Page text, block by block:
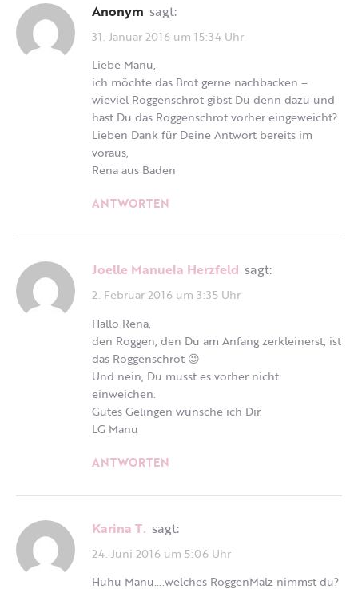
Anonym sagt:
31. Januar 2016 um 15:34 Uhr
Liebe Manu,
ich möchte das Brot gerne nachbacken –
wieviel Roggenschrot gibst Du denn dazu und
hast Du das Roggenschrot vorher eingeweicht?
Lieben Dank für Deine Antwort bereits im
voraus,
Rena aus Baden
ANTWORTEN
Joelle Manuela Herzfeld sagt:
2. Februar 2016 um 3:35 Uhr
Hallo Rena,
den Roggen, den Du am Anfang zerkleinerst, ist
das Roggenschrot 😉
Und nein, Du musst es vorher nicht
einweichen.
Gutes Gelingen wünsche ich Dir.
LG Manu
ANTWORTEN
Karina T. sagt:
24. Juni 2016 um 5:06 Uhr
Huhu Manu….welches RoggenMalz nimmst du?